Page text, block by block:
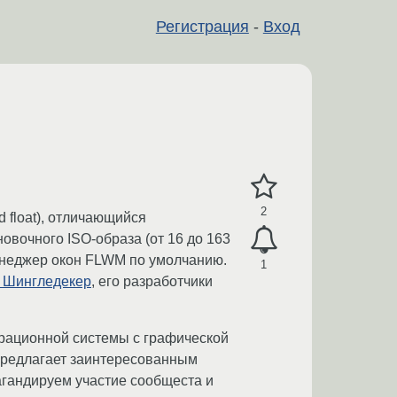
Регистрация - Вход
2
1
float), отличающийся
ISO-образа (от 16 до 163
окон FLWM по умолчанию.
Шингледекер, его разработчики
системы с графической
заинтересованным
участие сообщеста и